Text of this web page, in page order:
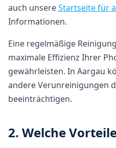
auch unsereStartseite für
Informationen.
Eine regelmäßige
maximale Effizienz Ihrer
gewährleisten. In Aargau
andere Verunreinigungen
beeinträchtigen.
2. Welche